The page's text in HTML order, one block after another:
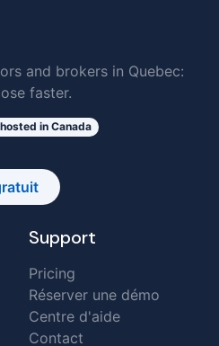
and brokers in Quebec:
faster.
in Canada
Support
Pricing
Réserver une démo
Centre d'aide
Contact